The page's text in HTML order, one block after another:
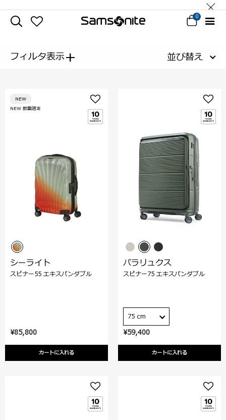
0
フィルタ表示+ 並び替え
¥85,800
カートに入れる
NEW 数量限定
NEW
シーライト
スピナー55 エキスパンダブル
¥59,400
カートに入れる
パラリュクス
スピナー75 エキスパンダブル
75 cm